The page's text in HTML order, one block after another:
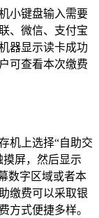
小键盘输入需要
、微信、支付宝
器显示读卡成功
可查看本次缴费
机上选择“自助交
屏，然后显示
数字区域或者本
缴费可以采取银
方式便捷多样。